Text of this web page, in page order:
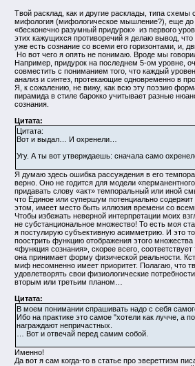
Твой расклад, как и другие расклады, типа
мифология (мифологическое мышление?), еще до
«бесконечно разумный придурок» из первого
этих кажущихся противоречий я делаю вывод,
уже есть сознание со всеми его горизонтами, и,
Но вот чего я опять не понимаю. Вроде мы
Например, придурок на последнем 5-ом уровне,
совместить с пониманием того, что каждый
анализ и синтез, протекающие одновременно в
Я, к сожалению, не вижу, как всю эту поэзию
пирамида в стиле барокко учитывает разные
сознания.
Цитата:
Цитата:
Вот и выдал… И охренели…
Угу. А ты вот утверждаешь: сначала само
Я думаю здесь ошибка рассуждения в его
верно. Оно не годится для модели
придавать слову «акт» темпоральный или иной
что Единое или супершум потенциально
этом, имеет место быть иллюзия времени со
Чтобы избежать неверной интерпретации моих
не субстанциональное множество! То есть моя
я постулирую субъективную асимметрию. И это
поострить функцию отображения этого
«функция сознания», скорее всего,
она принимает форму физической реальности.
миф несомненно имеет приоритет. Полагаю, что
удовлетворять свои физиологические
вторым или третьим планом…
Цитата:
В моем понимании спрашивать надо с себя
Ибо на практике это самое "хотели как лучче, а
награждают непричастных.
… Вот и отвечай перед самим собой.
Именно!
Да вот я сам когда-то в статье про эвереттизм